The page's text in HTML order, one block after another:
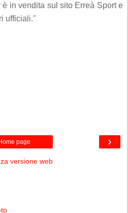
è in vendita sul sito Erreà Sport e
ufficiali."
›
page
versione web